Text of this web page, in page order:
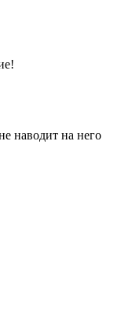
наводит на него